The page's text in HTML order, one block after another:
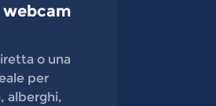
o una
per
alberghi,